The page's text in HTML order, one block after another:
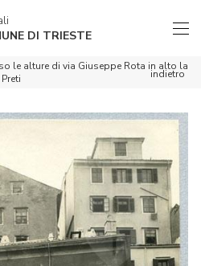
DI TRIESTE
indietro
le alture di via Giuseppe Rota in alto la